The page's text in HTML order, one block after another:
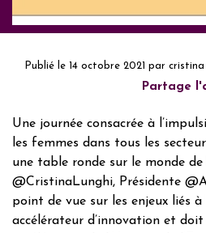
Publié le 14 octobre 2021 par cristina
Partage
Une journée consacrée à
les femmes dans tous les
une table ronde sur le monde de
@CristinaLunghi, Présidente
point de vue sur les enjeux liés à
accélérateur d’innovation et